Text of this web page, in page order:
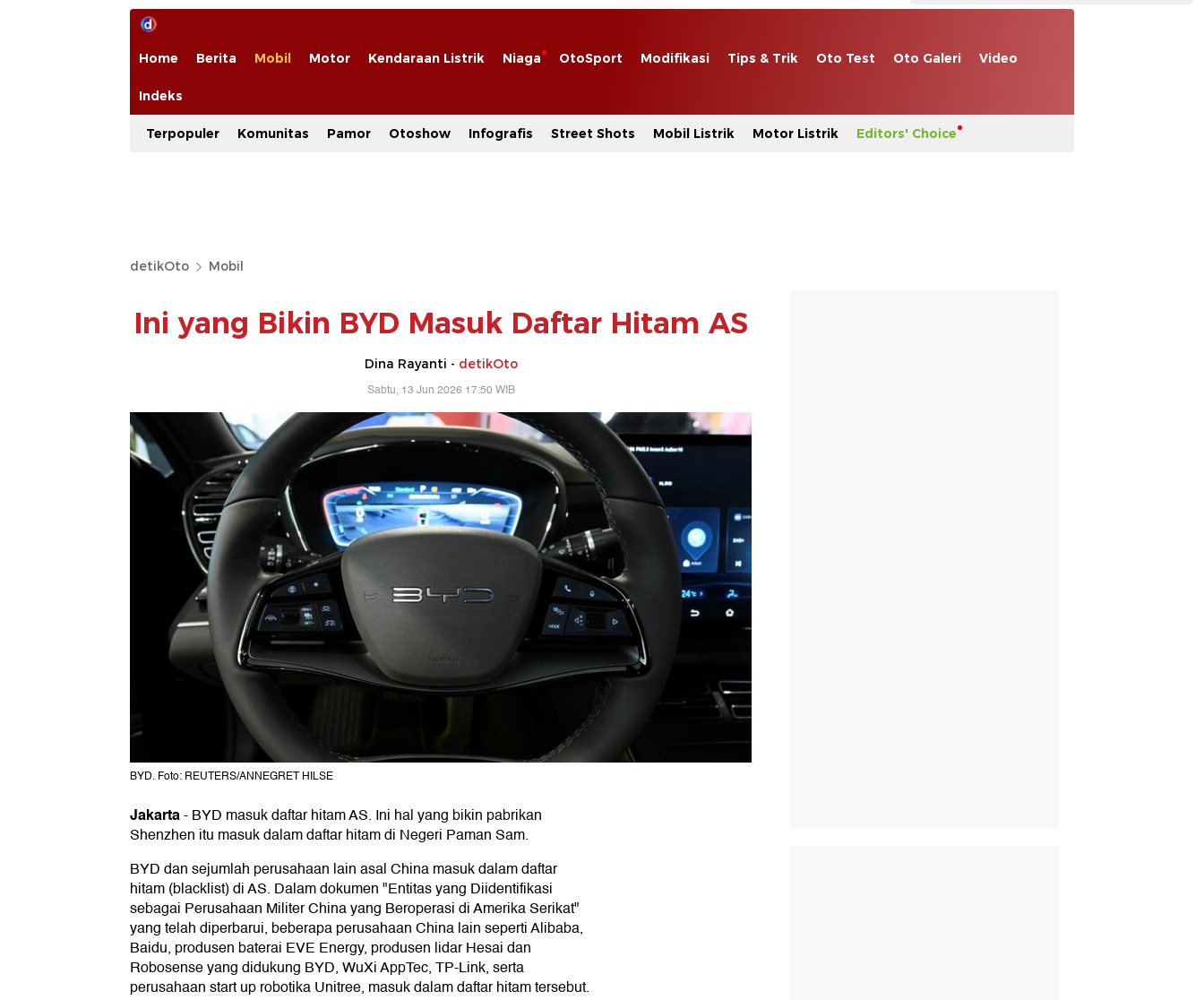
Home Berita Mobil Motor Kendaraan Listrik Niaga OtoSport Modifikasi Tips & Trik Oto Test Oto Galeri Video
Indeks
Terpopuler Komunitas Pamor Otoshow Infografis Street Shots Mobil Listrik Motor Listrik Editors' Choice
detikOto Mobil
Ini yang Bikin BYD Masuk Daftar Hitam AS
Dina Rayanti - detikOto
Sabtu, 13 Jun 2026 17:50 WIB
BYD. Foto: REUTERS/ANNEGRET HILSE
Jakarta-BYD masuk daftar hitam AS. Ini hal yang bikin pabrikan
Shenzhen itu masuk dalam daftar hitam di Negeri Paman Sam.
BYD dan sejumlah perusahaan lain asal China masuk dalam daftar
hitam (blacklist) di AS. Dalam dokumen "Entitas yang Diidentifikasi
sebagai Perusahaan Militer China yang Beroperasi di Amerika Serikat"
yang telah diperbarui, beberapa perusahaan China lain seperti Alibaba,
Baidu, produsen baterai EVE Energy, produsen lidar Hesai dan
Robosense yang didukung BYD, WuXi AppTec, TP-Link, serta
perusahaan start up robotika Unitree, masuk dalam daftar hitam tersebut.